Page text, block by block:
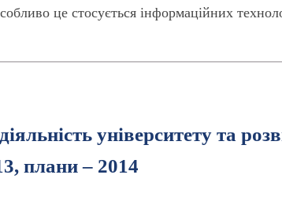
це стосується інформаційних
університету та
плани – 2014